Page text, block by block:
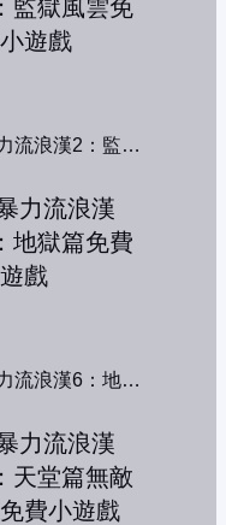
暴力流浪漢2：監獄風雲
暴力流浪漢6：地獄篇